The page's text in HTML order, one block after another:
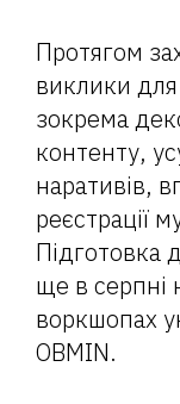
Протягом
виклики для
зокрема
контенту,
наративів,
реєстрації
Підготовка
ще в серпні
воркшопах
OBMIN.